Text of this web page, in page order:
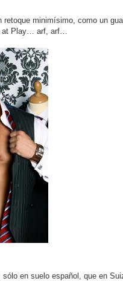
retoque minimísimo, como un
at Play… arf, arf…
en suelo español, que en